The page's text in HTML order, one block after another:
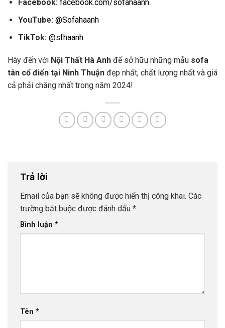
Facebook: facebook.com/sofahaanh
YouTube: @Sofahaanh
TikTok: @sfhaanh
Hãy đến với Nội Thất Hà Anh để sở hữu những mẫu sofa
tân cổ điển tại Ninh Thuận đẹp nhất, chất lượng nhất và giá
cả phải chăng nhất trong năm 2024!
Trả lời
Email của bạn sẽ không được hiển thị công khai. Các
trường bắt buộc được đánh dấu *
Bình luận *
Tên *